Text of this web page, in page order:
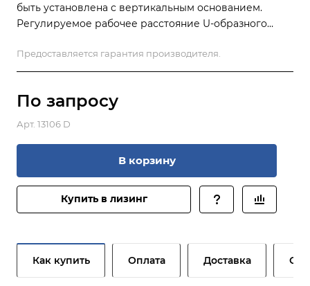
быть установлена ​​с вертикальным основанием.
Регулируемое рабочее расстояние U-образного
используются для закрытия крышек и дверей
машин. в измерительных лабораториях возможно
Предоставляется гарантия производителя.
По запросу
Арт. 13106 D
В корзину
Купить в лизинг
Как купить Оплата Доставка